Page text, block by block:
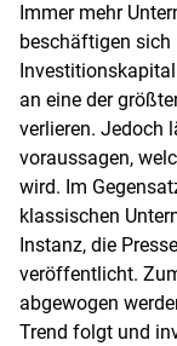
Immer mehr
beschäftigen
an eine der
verlieren. Jedoch
voraussagen,
wird. Im
klassischen
Instanz, die
veröffentlicht.
abgewogen
Trend folgt und